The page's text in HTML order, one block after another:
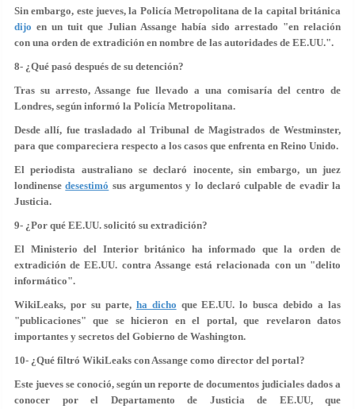
Sin embargo, este jueves, la Policía Metropolitana de la capital británica
dijo en un tuit que Julian Assange había sido arrestado "en relación
con una orden de extradición en nombre de las autoridades de EE.UU.".
8- ¿Qué pasó después de su detención?
Tras su arresto, Assange fue llevado a una comisaría del centro de
Londres, según informó la Policía Metropolitana.
Desde allí, fue trasladado al Tribunal de Magistrados de Westminster,
para que compareciera respecto a los casos que enfrenta en Reino Unido.
El periodista australiano se declaró inocente, sin embargo, un juez
londinensedesestimó sus argumentos y lo declaró culpable de evadir la
Justicia.
9- ¿Por qué EE.UU. solicitó su extradición?
El Ministerio del Interior británico ha informado que la orden de
extradición de EE.UU. contra Assange está relacionada con un "delito
informático".
WikiLeaks, por su parte, ha dicho que EE.UU. lo busca debido a las
"publicaciones" que se hicieron en el portal, que revelaron datos
importantes y secretos del Gobierno de Washington.
10- ¿Qué filtró WikiLeaks con Assange como director del portal?
Este jueves se conoció, según un reporte de documentos judiciales dados a
conocer por el Departamento de Justicia de EE.UU, que